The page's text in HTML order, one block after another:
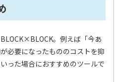
。例えば「今あ
必要になったもののコストを抑
った場合におすすめのツールで